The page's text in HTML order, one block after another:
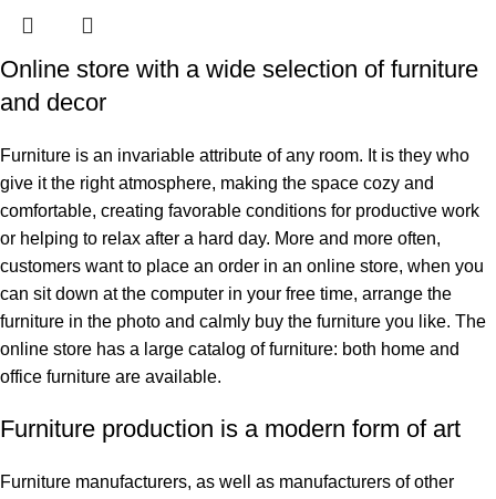
Online store with a wide selection of furniture
and decor
Furniture is an invariable attribute of any room. It is they who
give it the right atmosphere, making the space cozy and
comfortable, creating favorable conditions for productive work
or helping to relax after a hard day. More and more often,
customers want to place an order in an online store, when you
can sit down at the computer in your free time, arrange the
furniture in the photo and calmly buy the furniture you like. The
online store has a large catalog of furniture: both home and
office furniture are available.
Furniture production is a modern form of art
Furniture manufacturers, as well as manufacturers of other